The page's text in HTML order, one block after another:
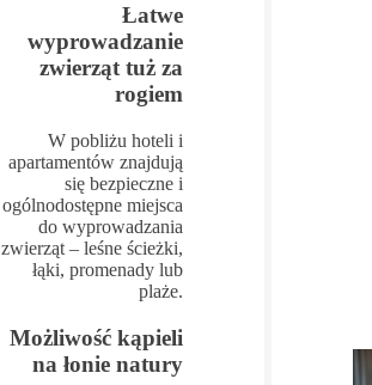
Łatwe
wyprowadzanie
zwierząt tuż za
rogiem
W pobliżu hoteli i
apartamentów znajdują
się bezpieczne i
ogólnodostępne miejsca
do wyprowadzania
zwierząt – leśne ścieżki,
łąki, promenady lub
plaże.
Możliwość kąpieli
na łonie natury